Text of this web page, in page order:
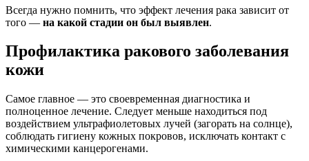
Всегда нужно помнить, что эффект лечения рака зависит от
того — на какой стадии он был выявлен.
Профилактика ракового заболевания
кожи
Самое главное — это своевременная диагностика и
полноценное лечение. Следует меньше находиться под
воздействием ультрафиолетовых лучей (загорать на солнце),
соблюдать гигиену кожных покровов, исключать контакт с
химическими канцерогенами.